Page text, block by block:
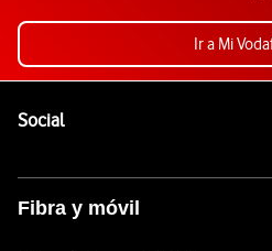
Ir a Mi
SocialEnlaces a las redes sociales
Fibra y móvil